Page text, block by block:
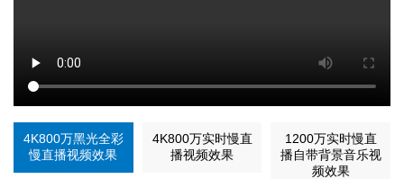
4K800万黑光全彩
慢直播视频效果
4K800万实时慢直
播视频效果
1200万实时慢直
播自带背景音乐视
频效果